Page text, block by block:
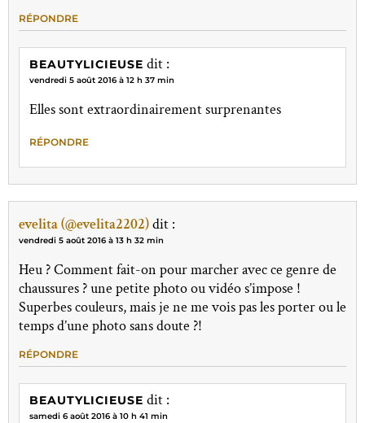
RÉPONDRE
BEAUTYLICIEUSE dit :
vendredi 5 août 2016 à 12 h 37 min
Elles sont extraordinairement surprenantes
RÉPONDRE
evelita (@evelita2202)dit :
vendredi 5 août 2016 à 13 h 32 min
Heu ? Comment fait-on pour marcher avec ce genre de
chaussures ? une petite photo ou vidéo s’impose !
Superbes couleurs, mais je ne me vois pas les porter ou le
temps d’une photo sans doute ?!
RÉPONDRE
BEAUTYLICIEUSE dit :
samedi 6 août 2016 à 10 h 41 min